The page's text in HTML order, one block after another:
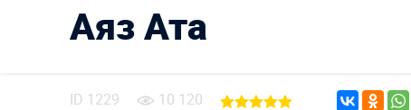
Аяз Ата
ID 1229 10 120